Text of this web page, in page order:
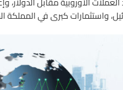
واستثمارات كبرى في المملكة